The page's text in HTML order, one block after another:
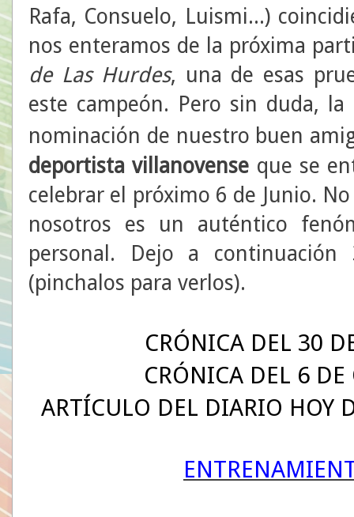
Rafa, Consuelo, Luismi...)
nos enteramos de la próxima
de Las Hurdes, una de esas
este campeón. Pero sin duda,
nominación de nuestro buen
deportista villanovense que se
celebrar el próximo 6 de Junio.
nosotros es un auténtico
personal. Dejo a
(pinchalos para verlos).
CRÓNICA DEL 30
CRÓNICA DEL 6
ARTÍCULO DEL DIARIO HOY